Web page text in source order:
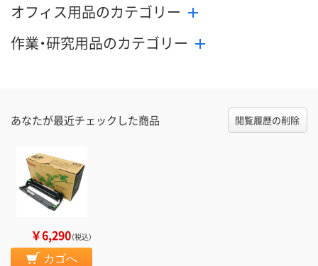
オフィス用品のカテゴリー
作業・研究用品のカテゴリー
あなたが最近チェックした商品 閲覧履歴の削除
￥6,290（税込）
カゴへ